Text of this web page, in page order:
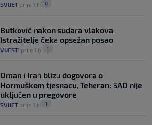
SVIJET prije 1 h 0
Butković nakon sudara vlakova:
Istražitelje čeka opsežan posao
VIJESTI prije 1 h 1
Oman i Iran blizu dogovora o
Hormuškom tjesnacu, Teheran: SAD nije
uključen u pregovore
SVIJET prije 1 h 1